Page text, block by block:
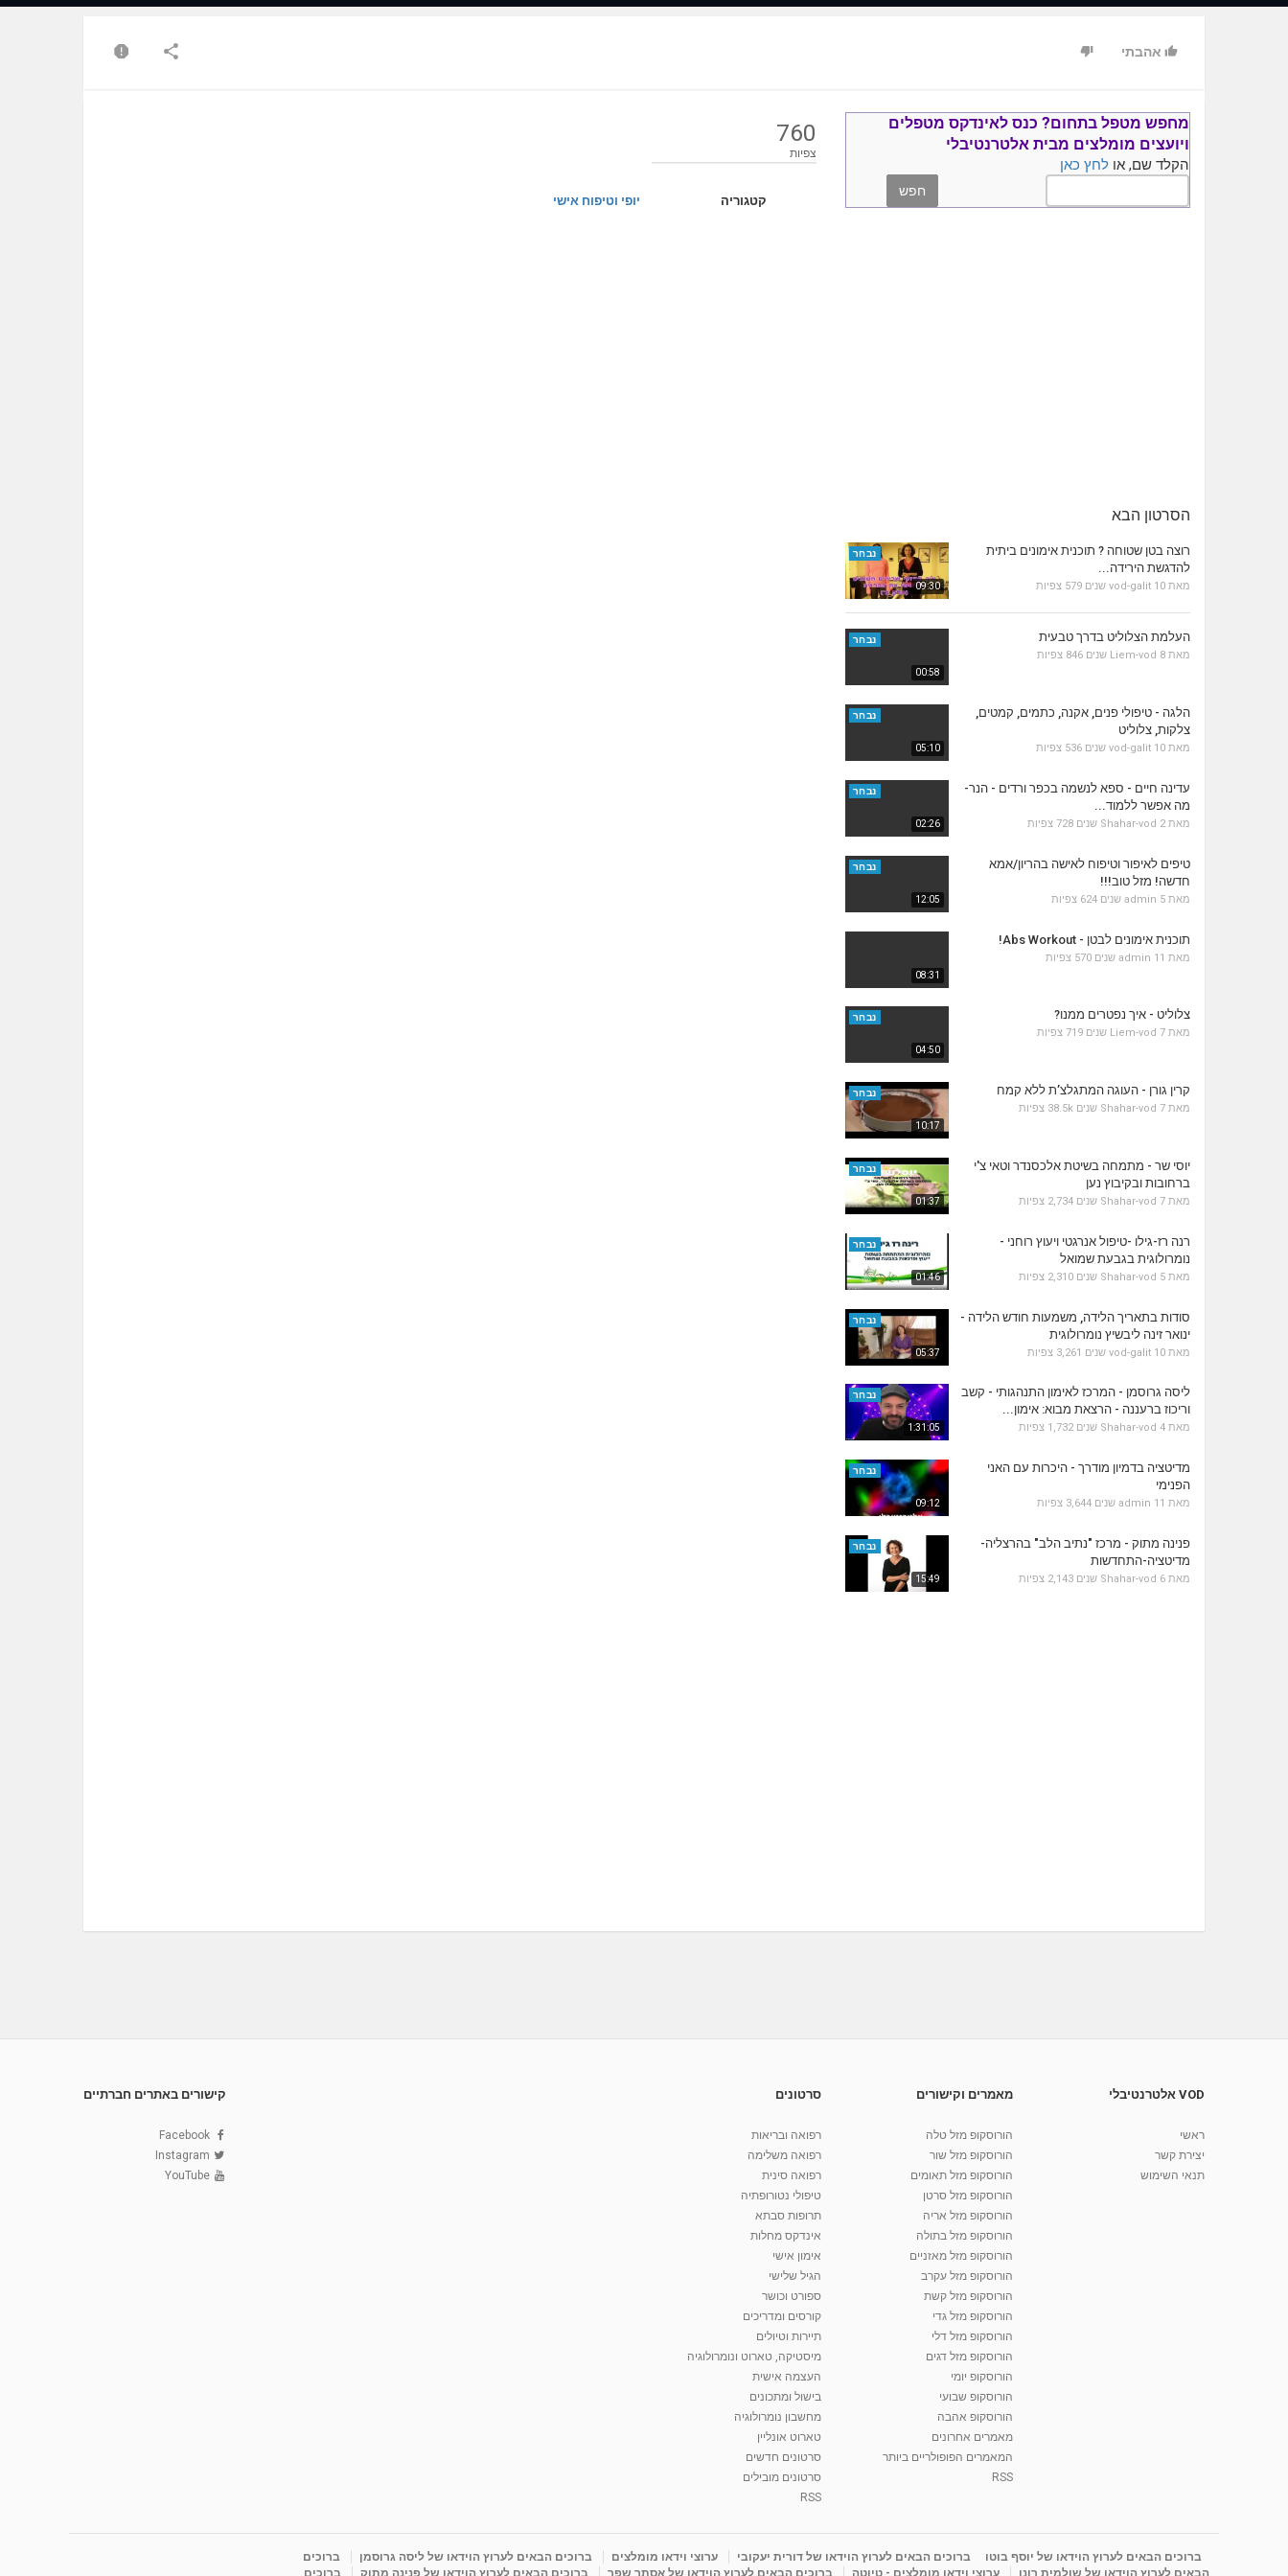
אהבתי
760
צפיות
קטגוריה יופי וטיפוח אישי
מחפש מטפל בתחום? כנס לאינדקס מטפלים
ויועצים מומלצים מבית אלטרנטיבלי
הקלד שם, או לחץ כאן
הסרטון הבא
09:30
נבחר
רוצה בטן שטוחה ? תוכנית אימונים ביתית
להדגשת הירידה...
מאת vod-galit 10 שנים 579 צפיות
00:58
נבחר העלמת הצלוליט בדרך טבעית
מאת Liem-vod 8 שנים 846 צפיות
05:10
נבחר
הלגה - טיפולי פנים, אקנה, כתמים, קמטים,
צלקות, צלוליט
מאת vod-galit 10 שנים 536 צפיות
02:26
נבחר
עדינה חיים - ספא לנשמה בכפר ורדים - הנר-
מה אפשר ללמוד...
מאת Shahar-vod 2 שנים 728 צפיות
12:05
נבחר
טיפים לאיפור וטיפוח לאישה בהריון/אמא
חדשה! מזל טוב!!!
מאת admin 5 שנים 624 צפיות
08:31
תוכנית אימונים לבטן - Abs Workout!
מאת admin 11 שנים 570 צפיות
04:50
נבחר צלוליט - איך נפטרים ממנו?
מאת Liem-vod 7 שנים 719 צפיות
10:17
נבחר קרין גורן - העוגה המתגלצ’ת ללא קמח
מאת Shahar-vod 7 שנים 38.5k צפיות
01:37
נבחר
יוסי שר - מתמחה בשיטת אלכסנדר וטאי צ'י
ברחובות ובקיבוץ נען
מאת Shahar-vod 7 שנים 2,734 צפיות
01:46
נבחר
רנה רז-גילו -טיפול אנרגטי ויעוץ רוחני -
נומרולוגית בגבעת שמואל
מאת Shahar-vod 5 שנים 2,310 צפיות
05:37
נבחר
סודות בתאריך הלידה, משמעות חודש הלידה -
ינואר זינה ליבשיץ נומרולוגית
מאת vod-galit 10 שנים 3,261 צפיות
1:31:05
נבחר
ליסה גרוסמן - המרכז לאימון התנהגותי - קשב
וריכוז ברעננה - הרצאת מבוא: אימון...
מאת Shahar-vod 4 שנים 1,732 צפיות
09:12
נבחר
מדיטציה בדמיון מודרך - היכרות עם האני
הפנימי
מאת admin 11 שנים 3,644 צפיות
15:49
נבחר
פנינה מתוק - מרכז "נתיב הלב" בהרצליה-
מדיטציה-התחדשות
מאת Shahar-vod 6 שנים 2,143 צפיות
VOD אלטרנטיבלי
ראשי
יצירת קשר
תנאי השימוש
מאמרים וקישורים
הורוסקופ מזל טלה
הורוסקופ מזל שור
הורוסקופ מזל תאומים
הורוסקופ מזל סרטן
הורוסקופ מזל אריה
הורוסקופ מזל בתולה
הורוסקופ מזל מאזניים
הורוסקופ מזל עקרב
הורוסקופ מזל קשת
הורוסקופ מזל גדי
הורוסקופ מזל דלי
הורוסקופ מזל דגים
הורוסקופ יומי
הורוסקופ שבועי
הורוסקופ אהבה
מאמרים אחרונים
המאמרים הפופולריים ביותר
RSS
סרטונים
רפואה ובריאות
רפואה משלימה
רפואה סינית
טיפולי נטורופתיה
תרופות סבתא
אינדקס מחלות
אימון אישי
הגיל שלישי
ספורט וכושר
קורסים ומדריכים
תיירות וטיולים
מיסטיקה, טארוט ונומרולוגיה
העצמה אישית
בישול ומתכונים
מחשבון נומרולוגיה
טארוט אונליין
סרטונים חדשים
סרטונים מובילים
RSS
קישורים באתרים חברתיים
Facebook
Instagram
YouTube
ברוכים הבאים לערוץ הוידאו של יוסף בוטו ברוכים הבאים לערוץ הוידאו של דורית יעקובי ערוצי וידאו מומלצים ברוכים הבאים לערוץ הוידאו של ליסה גרוסמן
ברוכים
הבאים לערוץ הוידאו של שולמית רונן
ערוצי וידאו מומלצים - טיוטה ברוכים הבאים לערוץ הוידאו של אסתר שפר ברוכים הבאים לערוץ הוידאו של פנינה מתוק ברוכים